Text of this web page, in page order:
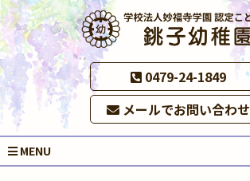
0479-24-1849
メールでお問い合わせ
MENU